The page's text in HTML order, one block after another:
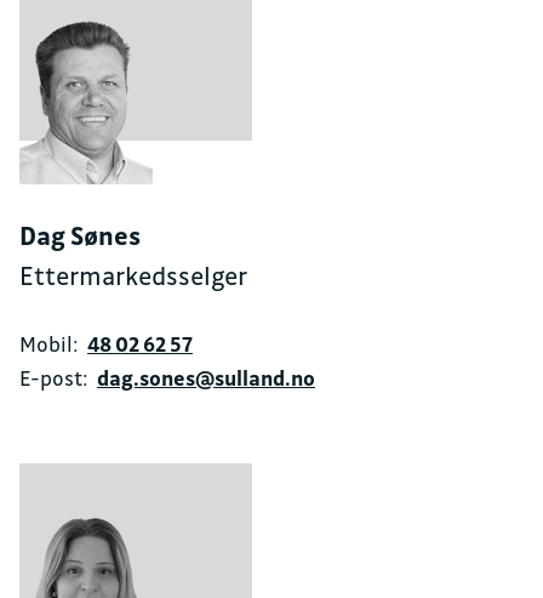
Dag Sønes
Ettermarkedsselger
Mobil: 48 02 62 57
E-post: dag.sones@sulland.no